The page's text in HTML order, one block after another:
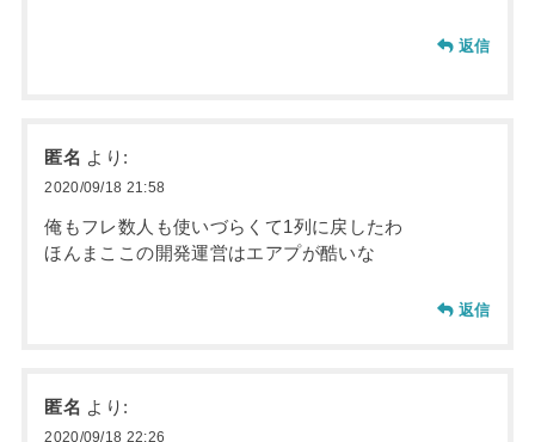
返信
匿名 より:
2020/09/18 21:58
俺もフレ数人も使いづらくて1列に戻したわ
ほんまここの開発運営はエアプが酷いな
返信
匿名 より:
2020/09/18 22:26